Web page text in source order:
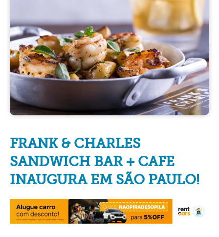
FRANK & CHARLES
SANDWICH BAR + CAFE
INAUGURA EM SÃO PAULO!